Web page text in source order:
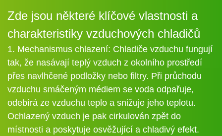
Zde jsou některé klíčové vlastnosti a
charakteristiky vzduchových chladičů
1. Mechanismus chlazení: Chladiče vzduchu fungují
tak, že nasávají teplý vzduch z okolního prostředí
přes navlhčené podložky nebo filtry. Při průchodu
vzduchu smáčeným médiem se voda odpařuje,
odebírá ze vzduchu teplo a snižuje jeho teplotu.
Ochlazený vzduch je pak cirkulován zpět do
místnosti a poskytuje osvěžující a chladivý efekt.